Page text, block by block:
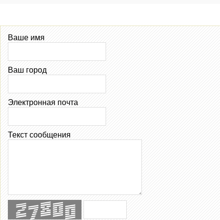
Ваше имя
Ваш город
Электронная почта
Текст сообщения